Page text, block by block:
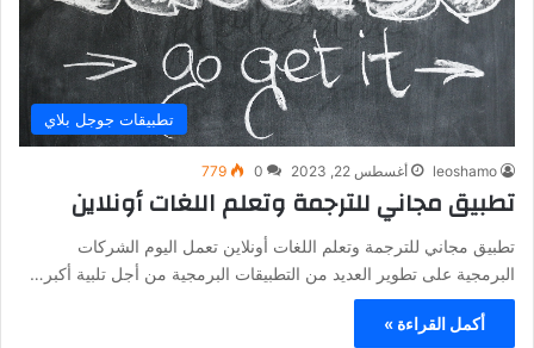
تطبيقات جوجل بلاي
leoshamo أغسطس 22, 2023 0
779
تطبيق مجاني للترجمة وتعلم اللغات أونلاين
تطبيق مجاني للترجمة وتعلم اللغات أونلاين تعمل اليوم الشركات
البرمجية على تطوير العديد من التطبيقات البرمجية من أجل تلبية أكبر…
أكمل القراءة »